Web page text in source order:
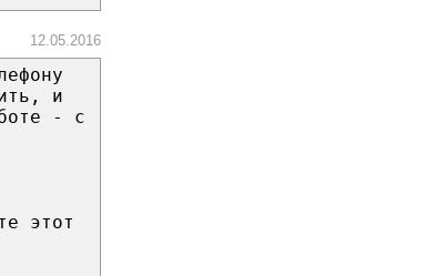
12.05.2016
и
- с
этот